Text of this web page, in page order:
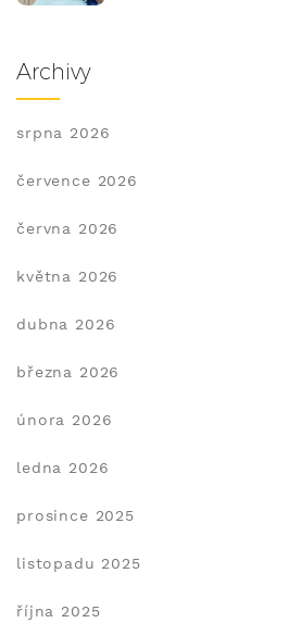
Archivy
srpna 2026
července 2026
června 2026
května 2026
dubna 2026
března 2026
února 2026
ledna 2026
prosince 2025
listopadu 2025
října 2025